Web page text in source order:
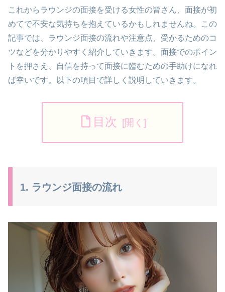
これからラウンジの面接を受ける女性の皆さん、面接が初
めてで不安な気持ちを抱えているかもしれませんね。この
記事では、ラウンジ面接の流れや注意点、受かるためのコ
ツなどを分かりやすく紹介していきます。面接でのポイン
トを押さえ、自信を持って面接に臨むための手助けになれ
ば幸いです。以下の項目で詳しく説明していきます。
目次
1. ラウンジ面接の流れ